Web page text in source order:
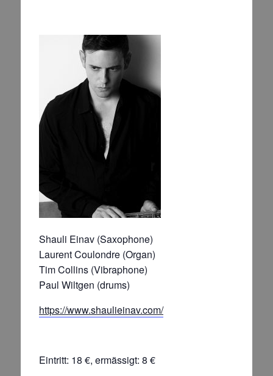
Shauli Einav (Saxophone)
Laurent Coulondre (Organ)
Tim Collins (Vibraphone)
Paul Wiltgen (drums)
https://www.shaulieinav.com/
Eintritt: 18 €, ermässigt: 8 €